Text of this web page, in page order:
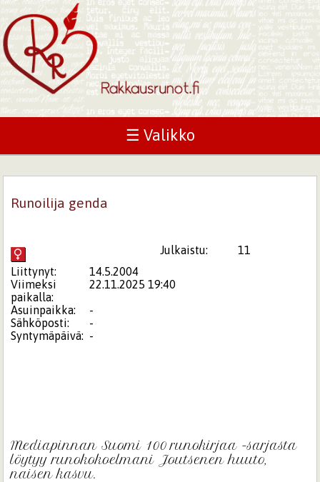
☰ Valikko
Runoilija genda
Julkaistu:
11
Liittynyt:
14.5.2004
Viimeksi
paikalla:
22.11.2025 19:40
Asuinpaikka:
-
Sähköposti:
-
Syntymäpäivä: -
Mediapinnan Suomi 100 runokirjaa -sarjasta
löytyy runokokoelmani Joutsenen huuto,
naisen kasvu.